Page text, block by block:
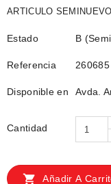
ARTICULO
Estado B
Referencia 260685
Disponible en Avda.
Cantidad
 Añadir A